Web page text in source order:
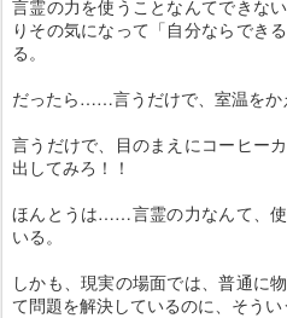
言霊の力を使うことなんてできな
りその気になって「自分ならでき
る。
だったら……言うだけで、室温をか
言うだけで、目のまえにコーヒー
出してみろ！！
ほんとうは……言霊の力なんて、
いる。
しかも、現実の場面では、普通に
て問題を解決しているのに、そうい